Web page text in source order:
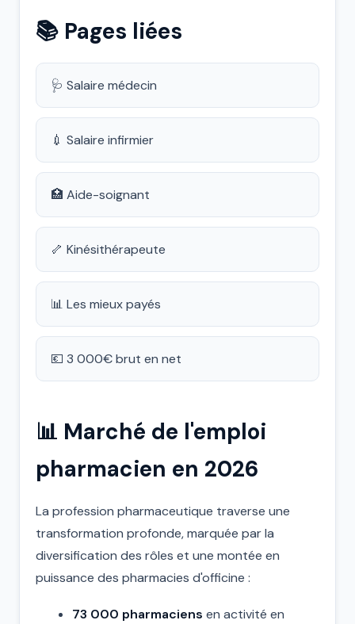
📚 Pages liées
🩺 Salaire médecin
💉 Salaire infirmier
🏥 Aide-soignant
🦴 Kinésithérapeute
📊 Les mieux payés
💶 3 000€ brut en net
📊 Marché de l'emploi
pharmacien en 2026
La profession pharmaceutique traverse une
transformation profonde, marquée par la
diversification des rôles et une montée en
puissance des pharmacies d'officine :
73 000 pharmaciens en activité en